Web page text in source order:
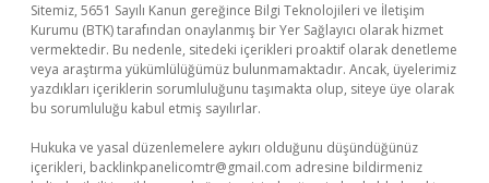
Sitemiz, 5651 Sayılı Kanun gereğince Bilgi Teknolojileri ve İletişim
Kurumu (BTK) tarafından onaylanmış bir Yer Sağlayıcı olarak hizmet
vermektedir. Bu nedenle, sitedeki içerikleri proaktif olarak denetleme
veya araştırma yükümlülüğümüz bulunmamaktadır. Ancak, üyelerimiz
yazdıkları içeriklerin sorumluluğunu taşımakta olup, siteye üye olarak
bu sorumluluğu kabul etmiş sayılırlar.
Hukuka ve yasal düzenlemelere aykırı olduğunu düşündüğünüz
içerikleri, backlinkpanelicomtr@gmail.com adresine bildirmeniz